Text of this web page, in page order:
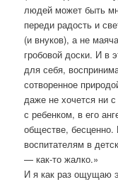
людей может быть
переди радость и
(и внуков), а не
гробовой доски. И в
для себя,
сотворенное
даже не хочется ни
с ребенком, в его
обществе,
воспитателям в
— как-то жалко.»
И я как раз ощущаю